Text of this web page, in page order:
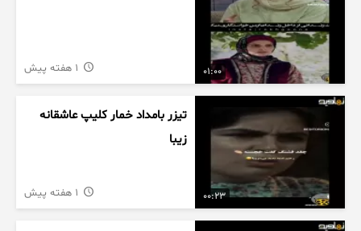
01:00
00:23
تیزر بامداد خمار کلیپ عاشقانه
زیبا